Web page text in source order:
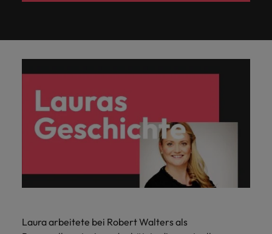
Laura arbeitete bei Robert Walters als